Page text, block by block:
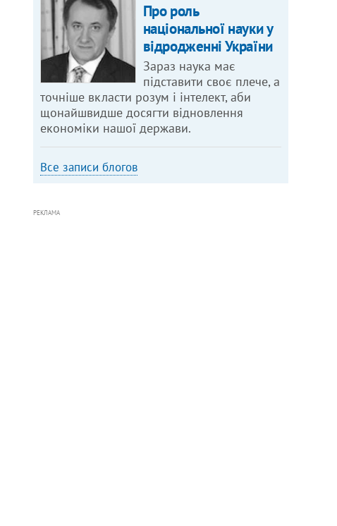
Про роль
національної науки у
відродженні України
Зараз наука має
підставити своє плече, а
точніше вкласти розум і інтелект, аби
щонайшвидше досягти відновлення
економіки нашої держави.
Все записи блогов
РЕКЛАМА